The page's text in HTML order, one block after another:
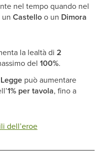
nel tempo quando nel
un Castelloo un Dimora
la lealtà di 2
del 100%.
può aumentare
1% per tavola, fino a
dell’eroe